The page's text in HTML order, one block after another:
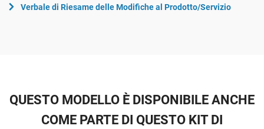
Verbale di Riesame delle Modifiche al Prodotto/Servizio
QUESTO MODELLO È DISPONIBILE ANCHE
COME PARTE DI QUESTO KIT DI